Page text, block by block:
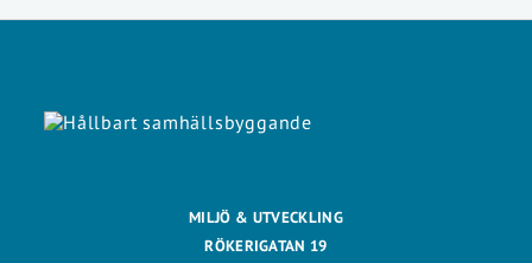
MILJÖ & UTVECKLING
RÖKERIGATAN 19